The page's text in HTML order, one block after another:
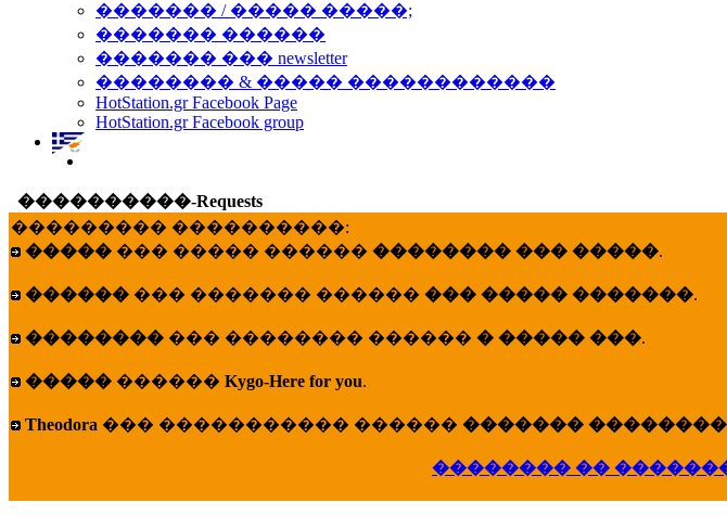
������� / ����� �����;
������� ������
������� ��� newsletter
�������� & ����� ������������
HotStation.gr Facebook Page
HotStation.gr Facebook group
����������-Requests
��������� ����������:
����� ��� ����� ������ �������� ��� �����.
������ ��� ������� ������ ��� ����� �������.
�������� ��� �������� ������ � ����� ���.
����� ������ Kygo-Here for you.
Theodora ��� ����������� ������ �������
�������� ��